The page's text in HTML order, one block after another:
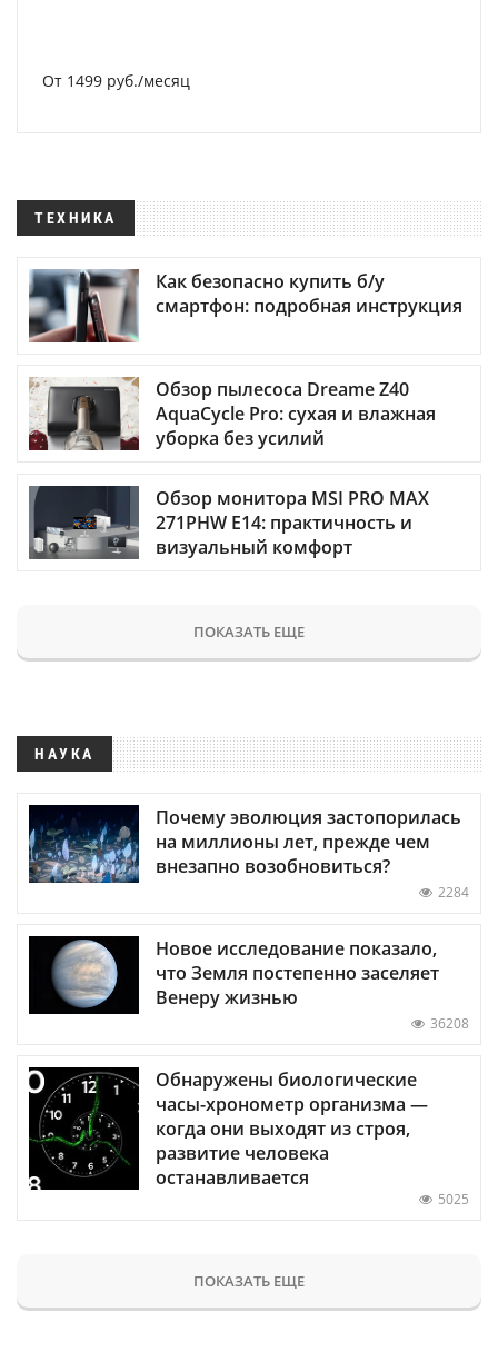
От 1499 руб./месяц
ТЕХНИКА
Как безопасно купить б/у
смартфон: подробная инструкция
Обзор пылесоса Dreame Z40
AquaCycle Pro: сухая и влажная
уборка без усилий
Обзор монитора MSI PRO MAX
271PHW E14: практичность и
визуальный комфорт
ПОКАЗАТЬ ЕЩЕ
НАУКА
Почему эволюция застопорилась
на миллионы лет, прежде чем
внезапно возобновиться?
2284
Новое исследование показало,
что Земля постепенно заселяет
Венеру жизнью
36208
Обнаружены биологические
часы-хронометр организма —
когда они выходят из строя,
развитие человека
останавливается
5025
ПОКАЗАТЬ ЕЩЕ